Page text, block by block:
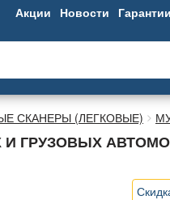
Акции Новости Гарантии
СКАНЕРЫ (ЛЕГКОВЫЕ)